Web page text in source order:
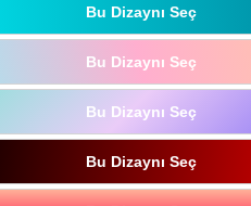
Bu Dizaynı Seç
Bu Dizaynı Seç
Bu Dizaynı Seç
Bu Dizaynı Seç